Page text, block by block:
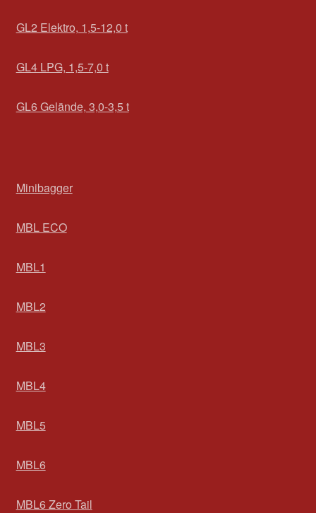
GL2 Elektro, 1,5-12,0 t
GL4 LPG, 1,5-7,0 t
GL6 Gelände, 3,0-3,5 t
Minibagger
MBL ECO
MBL1
MBL2
MBL3
MBL4
MBL5
MBL6
MBL6 Zero Tail